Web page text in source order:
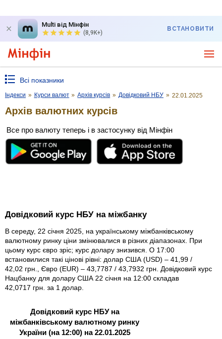
Multi від Мінфін
(8,9K+)
ВСТАНОВИТИ
Всі показники
Індекси » Курси валют » Архів курсів » Довідковий НБУ » 22.01.2025
Архів валютних курсів
Все про валюту теперь і в застосунку від Мінфін
Довідковий курс НБУ на міжбанку
В середу, 22 січня 2025, на українському міжбанківському
валютному ринку ціни змінювалися в різних діапазонах. При
цьому курс євро зріс; курс долару знизився. О 17:00
встановилися такі цінові рівні: долар США (USD) – 41,99 /
42,02 грн., Євро (EUR) – 43,7787 / 43,7932 грн. Довідковий курс
Нацбанку для долару США 22 січня на 12:00 складав
42,0717 грн. за 1 долар.
Довідковий курс НБУ на
міжбанківському валютному ринку
України (на 12:00) на 22.01.2025